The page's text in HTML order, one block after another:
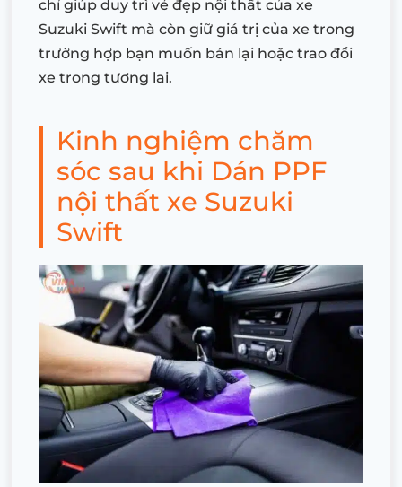
chỉ giúp duy trì vẻ đẹp nội thất của xe
Suzuki Swift mà còn giữ giá trị của xe trong
trường hợp bạn muốn bán lại hoặc trao đổi
xe trong tương lai.
Kinh nghiệm chăm
sóc sau khi Dán PPF
nội thất xe Suzuki
Swift